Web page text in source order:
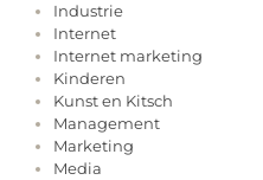
Industrie
Internet
Internet marketing
Kinderen
Kunst en Kitsch
Management
Marketing
Media